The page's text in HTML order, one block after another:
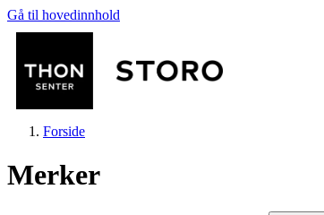
Gå til hovedinnhold
Forside
Merker